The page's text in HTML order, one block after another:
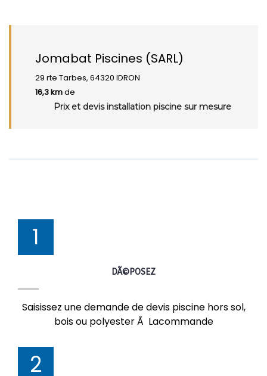
Jomabat Piscines (SARL)
29 rte Tarbes, 64320 IDRON
16,3 kmde
Prix et devis installation piscine sur mesure
1
DÃ©POSEZ
Saisissez une demande de devis piscine hors sol,
bois ou polyester Ã Lacommande
2